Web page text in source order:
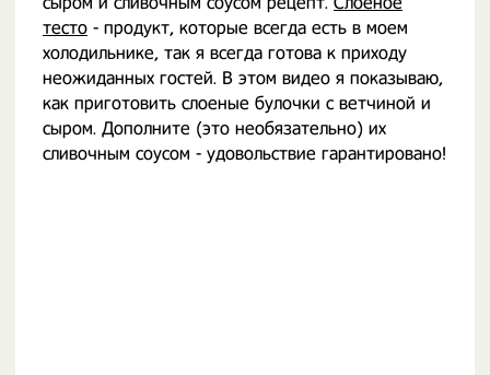
тесто - продукт, которые всегда есть в моем
холодильнике, так я всегда готова к приходу
неожиданных гостей. В этом видео я показываю,
как приготовить слоеные булочки с ветчиной и
сыром. Дополните (это необязательно) их
сливочным соусом - удовольствие гарантировано!